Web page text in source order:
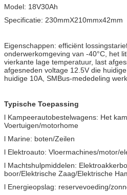
Model: 18V30Ah
Specificatie: 230mmX210mmx42mm
Eigenschappen: efficiënt
onderwerkomgeving van -40°C, het
vierkante lage temperatuur, last
afgesneden voltage 12.5V die
huidige 10A, SMBus-mededeling
Typische Toepassing
l Kampeerautobestelwagens: Het
Voertuigen/motorhome
l Marine: boten/Zeilen
l Elektroauto: Vloermachines/motor/
l Machtshulpmiddelen:
boor/Elektrische Zaag/Elektrische
l Energieopslag: reservevoeding/